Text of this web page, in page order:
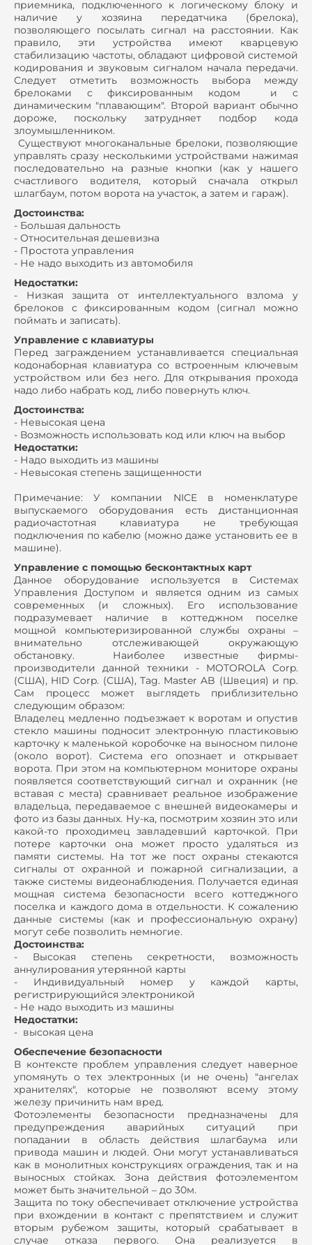
приемника, подключенного к логическому блоку и
наличие у хозяина передатчика (брелока),
позволяющего посылать сигнал на расстоянии. Как
правило, эти устройства имеют кварцевую
стабилизацию частоты, обладают цифровой системой
кодирования и звуковым сигналом начала передачи.
Следует отметить возможность выбора между
брелоками с фиксированным кодом и с
динамическим "плавающим". Второй вариант обычно
дороже, поскольку затрудняет подбор кода
злоумышленником.
Существуют многоканальные брелоки, позволяющие
управлять сразу несколькими устройствами нажимая
последовательно на разные кнопки (как у нашего
счастливого водителя, который сначала открыл
шлагбаум, потом ворота на участок, а затем и гараж).
Достоинства:
- Большая дальность
- Относительная дешевизна
- Простота управления
- Не надо выходить из автомобиля
Недостатки:
- Низкая защита от интеллектуального взлома у
брелоков с фиксированным кодом (сигнал можно
поймать и записать).
Управление с клавиатуры
Перед заграждением устанавливается специальная
кодонаборная клавиатура со встроенным ключевым
устройством или без него. Для открывания прохода
надо либо набрать код, либо повернуть ключ.
Достоинства:
- Невысокая цена
- Возможность использовать код или ключ на выбор
Недостатки:
- Надо выходить из машины
- Невысокая степень защищенности
Примечание: У компании NICE в номенклатуре
выпускаемого оборудования есть дистанционная
радиочастотная клавиатура не требующая
подключения по кабелю (можно даже установить ее в
машине).
Управление с помощью бесконтактных карт
Данное оборудование используется в Системах
Управления Доступом и является одним из самых
современных (и сложных). Его использование
подразумевает наличие в коттеджном поселке
мощной компьютеризированной службы охраны –
внимательно отслеживающей окружающую
обстановку. Наиболее известные фирмы-
производители данной техники - MOTOROLA Corp.
(США), HID Corp. (США), Tag. Master AB (Швеция) и пр.
Сам процесс может выглядеть приблизительно
следующим образом:
Владелец медленно подъезжает к воротам и опустив
стекло машины подносит электронную пластиковыю
карточку к маленькой коробочке на выносном пилоне
(около ворот). Система его опознает и открывает
ворота. При этом на компьютерном мониторе охраны
появляется соответствующий сигнал и охранник (не
вставая с места) сравнивает реальное изображение
владельца, передаваемое с внешней видеокамеры и
фото из базы данных. Ну-ка, посмотрим хозяин это или
какой-то проходимец завладевший карточкой. При
потере карточки она может просто удаляться из
памяти системы. На тот же пост охраны стекаются
сигналы от охранной и пожарной сигнализации, а
также системы видеонаблюдения. Получается единая
мощная система безопасности всего коттеджного
поселка и каждого дома в отдельности. К сожалению
данные системы (как и профессиональную охрану)
могут себе позволить немногие.
Достоинства:
- Высокая степень секретности, возможность
аннулирования утерянной карты
- Индивидуальный номер у каждой карты,
регистрирующийся электроникой
- Не надо выходить из машины
Недостатки:
- высокая цена
Обеспечение безопасности
В контексте проблем управления следует наверное
упомянуть о тех электронных (и не очень) "ангелах
хранителях", которые не позволяют всему этому
железу причинить нам вред.
Фотоэлементы безопасности предназначены для
предупреждения аварийных ситуаций при
попадании в область действия шлагбаума или
привода машин и людей. Они могут устанавливаться
как в монолитных конструкциях ограждения, так и на
выносных стойках. Зона действия фотоэлементом
может быть значительной – до 30м.
Защита по току обеспечивает отключение устройства
при вхождении в контакт с препятствием и служит
вторым рубежом защиты, который срабатывает в
случае отказа первого. Она реализуется в